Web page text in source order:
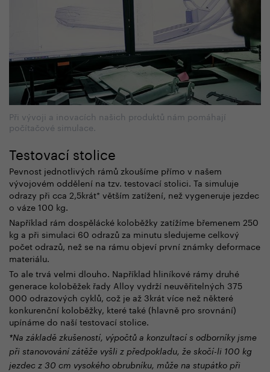
Při vývoji a inovacích našich produktů nám pomáhají
počítačové simulace.
Testovací stolice
Pevnost jednotlivých rámů zkoušíme přímo v našem
vývojovém oddělení na tzv. testovací stolici. Ta simuluje
odrazy při cca 2,5krát* větším zatížení, než vygeneruje jezdec
o váze 100 kg.
Například rám dospělácké koloběžky zatížíme břemenem 250
kg a při simulaci 60 odrazů za minutu sledujeme celkový
počet odrazů, než se na rámu objeví první známky deformace
materiálu.
To ale trvá velmi dlouho. Například hliníkové rámy druhé
generace koloběžek řady Alloy vydrží neuvěřitelných 375
000 odrazových cyklů, což je až 3krát více než některé
konkurenční koloběžky, které také (hlavně pro srovnání)
upínáme do naší testovací stolice.
*Na základě zkušeností, výpočtů a konzultací s odborníky jsme
při stanovování zátěže vyšli z předpokladu, že skočí-li 100 kg
jezdec z 30 cm vysokého obrubníku, může na stupátko při